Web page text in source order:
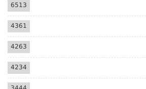
6513
4361
4263
4234